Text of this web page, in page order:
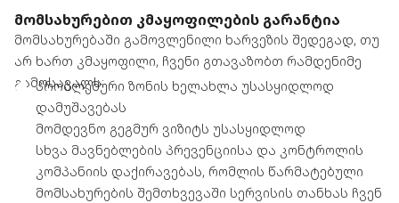
ᲛᲝᲛᲡᲐᲮᲣᲠᲔᲑᲘᲗ ᲙᲛᲐᲧᲝᲤᲘᲚᲔᲑᲘᲡ ᲒᲐᲠᲐᲜᲢᲘᲐ
მომსახურებაში გამოვლენილი ხარვეზის შედეგად, თუ
არ ხართ კმაყოფილი, ჩვენი გთავაზობთ რამდენიმე
გამოსავალს:
პრობლემური ზონის ხელახლა უსასყიდლოდ
დამუშავებას
მომდევნო გეგმურ ვიზიტს უსასყიდლოდ
სხვა მავნებლების პრევენციისა და კონტროლის
კომპანიის დაქირავებას, რომლის წარმატებული
მომსახურების შემთხვევაში სერვისის თანხას ჩვენ